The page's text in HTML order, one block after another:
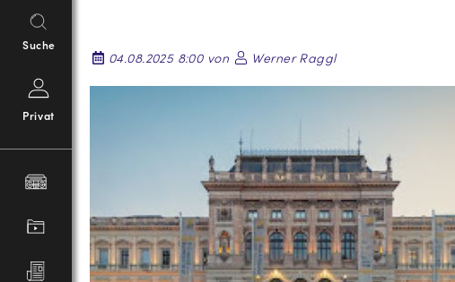
Suche
Privat
04.08.2025 8:00 von
Werner Raggl